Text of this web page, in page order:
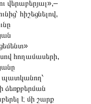
վերաբերյալ»,–
հիշեցնելով,
հողամասերի,
պատկանող՝
ձեռքբերման
է մի շարք